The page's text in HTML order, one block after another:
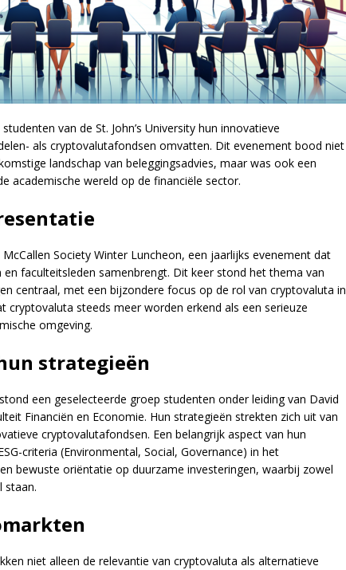
van de St. John’s University hun innovatieve
als cryptovalutafondsen omvatten. Dit evenement bood niet
landschap van beleggingsadvies, maar was ook een
academische wereld op de financiële sector.
Society Winter Luncheon, een jaarlijks evenement dat
faculteitsleden samenbrengt. Dit keer stond het thema van
centraal, met een bijzondere focus op de rol van cryptovaluta in
cryptovaluta steeds meer worden erkend als een serieuze
omgeving.
strategieën
een geselecteerde groep studenten onder leiding van David
Financiën en Economie. Hun strategieën strekten zich uit van
cryptovalutafondsen. Een belangrijk aspect van hun
criteria (Environmental, Social, Governance) in het
bewuste oriëntatie op duurzame investeringen, waarbij zowel
staan.
niet alleen de relevantie van cryptovaluta als alternatieve